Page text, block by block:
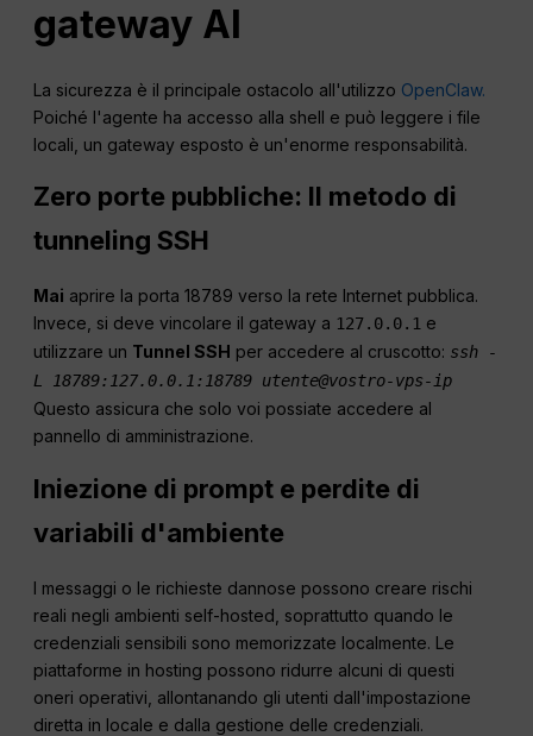
gateway AI
La sicurezza è il principale ostacolo all'utilizzo OpenClaw.
Poiché l'agente ha accesso alla shell e può leggere i file
locali, un gateway esposto è un'enorme responsabilità.
Zero porte pubbliche: Il metodo di
tunneling SSH
Mai aprire la porta 18789 verso la rete Internet pubblica.
Invece, si deve vincolare il gateway a 127.0.0.1 e
utilizzare un Tunnel SSH per accedere al cruscotto: ssh -
L 18789:127.0.0.1:18789 utente@vostro-vps-ip
Questo assicura che solo voi possiate accedere al
pannello di amministrazione.
Iniezione di prompt e perdite di
variabili d'ambiente
I messaggi o le richieste dannose possono creare rischi
reali negli ambienti self-hosted, soprattutto quando le
credenziali sensibili sono memorizzate localmente. Le
piattaforme in hosting possono ridurre alcuni di questi
oneri operativi, allontanando gli utenti dall'impostazione
diretta in locale e dalla gestione delle credenziali.